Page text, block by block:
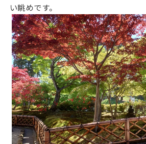
い眺めです。